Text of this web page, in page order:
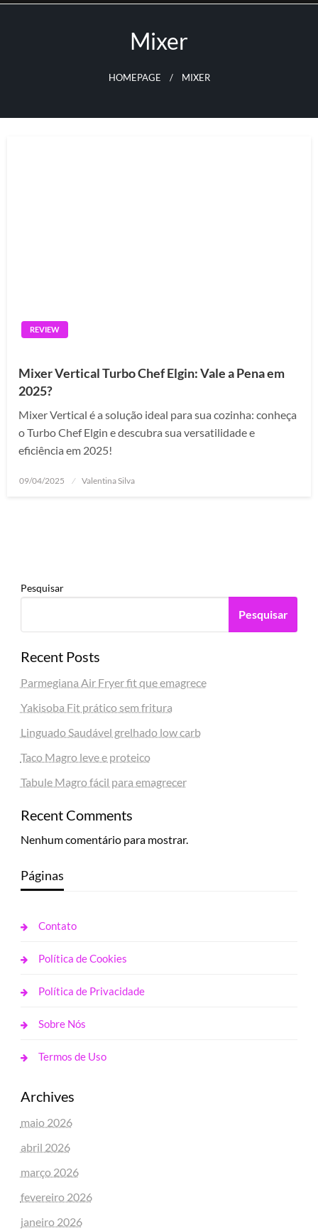
Skip
Mixer
HOMEPAGE MIXER
REVIEW
Mixer Vertical Turbo Chef Elgin: Vale a Pena em
2025?
Mixer Vertical é a solução ideal para sua cozinha: conheça
o Turbo Chef Elgin e descubra sua versatilidade e
eficiência em 2025!
Posted
09/04/2025 Valentina Silva
Pesquisar
Pesquisar
Recent Posts
Parmegiana Air Fryer fit que emagrece
Yakisoba Fit prático sem fritura
Linguado Saudável grelhado low carb
Taco Magro leve e proteico
Tabule Magro fácil para emagrecer
Recent Comments
Nenhum comentário para mostrar.
Páginas
Contato
Política de Cookies
Política de Privacidade
Sobre Nós
Termos de Uso
Archives
maio 2026
abril 2026
março 2026
fevereiro 2026
janeiro 2026